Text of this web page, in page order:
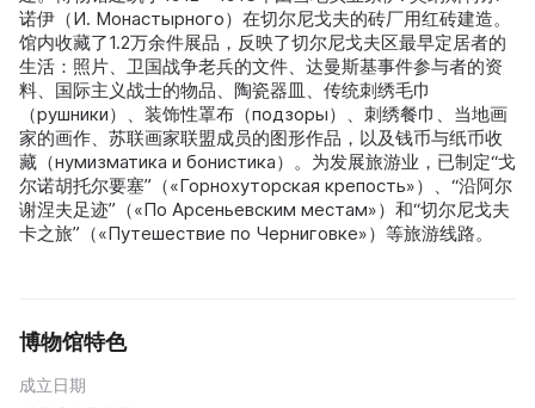
诺伊（И. Монастырного）在切尔尼戈夫的砖厂用红砖建造。
馆内收藏了1.2万余件展品，反映了切尔尼戈夫区最早定居者的
生活：照片、卫国战争老兵的文件、达曼斯基事件参与者的资
料、国际主义战士的物品、陶瓷器皿、传统刺绣毛巾
（рушники）、装饰性罩布（подзоры）、刺绣餐巾、当地画
家的画作、苏联画家联盟成员的图形作品，以及钱币与纸币收
藏（нумизматика и бонистика）。为发展旅游业，已制定“戈
尔诺胡托尔要塞”（«Горнохуторская крепость»）、“沿阿尔
谢涅夫足迹”（«По Арсеньевским местам»）和“切尔尼戈夫
卡之旅”（«Путешествие по Черниговке»）等旅游线路。
博物馆特色
成立日期